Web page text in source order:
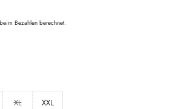
Bezahlen berechnet.
XL XXL